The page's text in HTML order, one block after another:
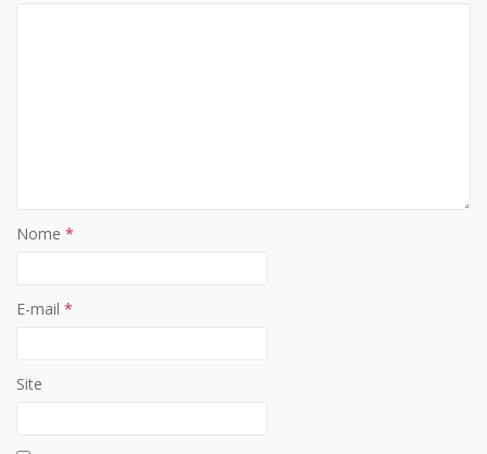
Nome *
E-mail *
Site